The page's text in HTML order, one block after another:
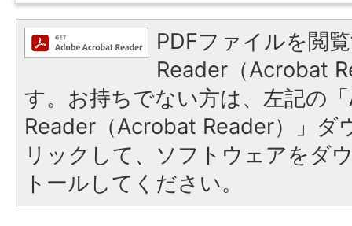
PDFファイルを閲
Reader（Acrobat
す。お持ちでない方は、左記の
Reader（Acrobat Reader）」ダ
リックして、ソフトウェアをダ
トールしてください。